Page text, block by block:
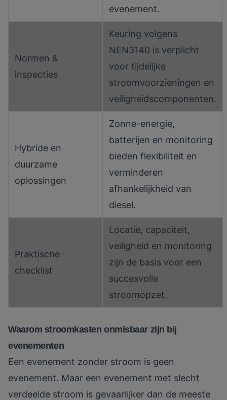
evenement.
Normen &
inspecties
Keuring volgens
NEN3140 is verplicht
voor tijdelijke
stroomvoorzieningen en
veiligheidscomponenten.
Hybride en
duurzame
oplossingen
Zonne-energie,
batterijen en monitoring
bieden flexibiliteit en
verminderen
afhankelijkheid van
diesel.
Praktische
checklist
Locatie, capaciteit,
veiligheid en monitoring
zijn de basis voor een
succesvolle
stroomopzet.
Waarom stroomkasten onmisbaar zijn bij
evenementen
Een evenement zonder stroom is geen
evenement. Maar een evenement met slecht
verdeelde stroom is gevaarlijker dan de meeste